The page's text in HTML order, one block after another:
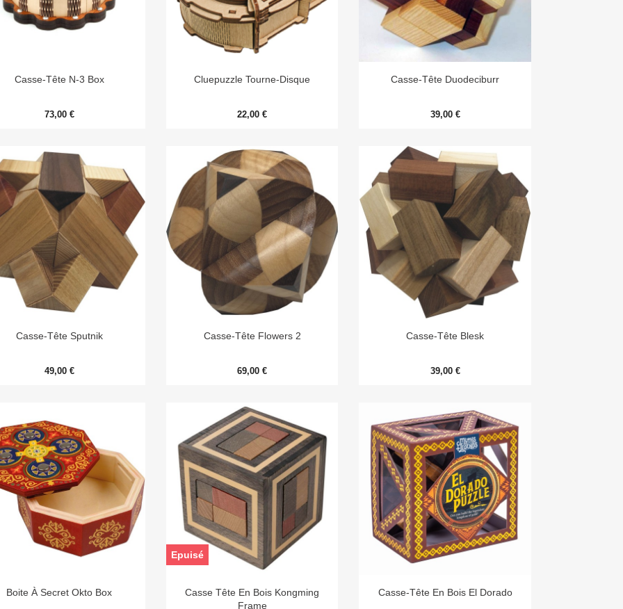
Aperçu rapide
Casse-Tête N-3 Box
73,00 €
Aperçu rapide
Cluepuzzle Tourne-Disque
22,00 €
Aperçu rapide
Casse-Tête Duodeciburr
39,00 €
Aperçu rapide
Casse-Tête Sputnik
49,00 €
Aperçu rapide
Casse-Tête Flowers 2
69,00 €
Aperçu rapide
Casse-Tête Blesk
39,00 €
 Aperçu rapide
Boite À Secret Okto Box Aperçu rapide
Casse Tête En Bois Kongming
Frame
Epuisé
Aperçu rapide
Casse-Tête En Bois El Dorado